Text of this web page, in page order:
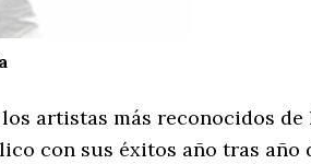
artistas más reconocidos de
con sus éxitos año tras año